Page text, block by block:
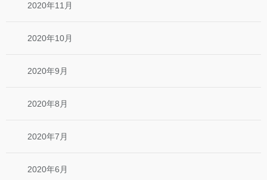
2020年11月
2020年10月
2020年9月
2020年8月
2020年7月
2020年6月